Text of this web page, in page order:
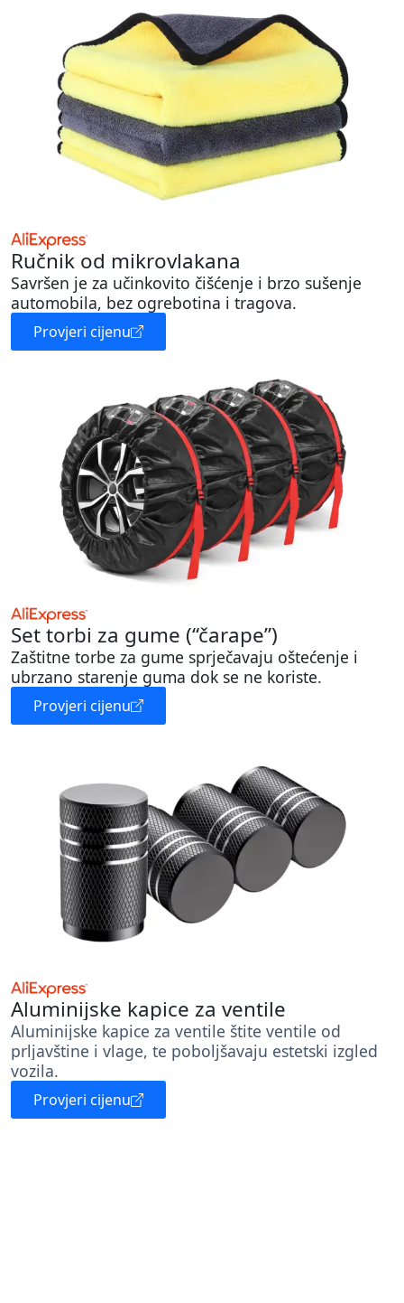
Ručnik od mikrovlakana
Savršen je za učinkovito čišćenje i brzo sušenje
automobila, bez ogrebotina i tragova.
Provjeri cijenu
Set torbi za gume (“čarape”)
Zaštitne torbe za gume sprječavaju oštećenje i
ubrzano starenje guma dok se ne koriste.
Provjeri cijenu
Aluminijske kapice za ventile
Aluminijske kapice za ventile štite ventile od
prljavštine i vlage, te poboljšavaju estetski izgled
vozila.
Provjeri cijenu